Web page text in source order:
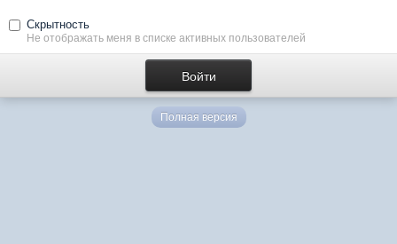
Скрытность
Не отображать меня в списке активных пользователей
Полная версия